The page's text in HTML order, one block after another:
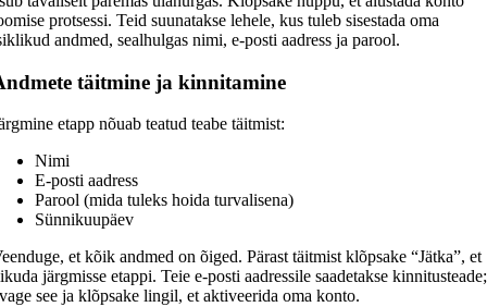
protsessi. Teid suunatakse lehele, kus tuleb sisestada oma
andmed, sealhulgas nimi, e-posti aadress ja parool.
täitmine ja kinnitamine
etapp nõuab teatud teabe täitmist:
Nimi
E-posti aadress
Parool (mida tuleks hoida turvalisena)
Sünnikuupäev
et kõik andmed on õiged. Pärast täitmist klõpsake “Jätka”, et
järgmisse etappi. Teie e-posti aadressile saadetakse kinnitusteade;
see ja klõpsake lingil, et aktiveerida oma konto.